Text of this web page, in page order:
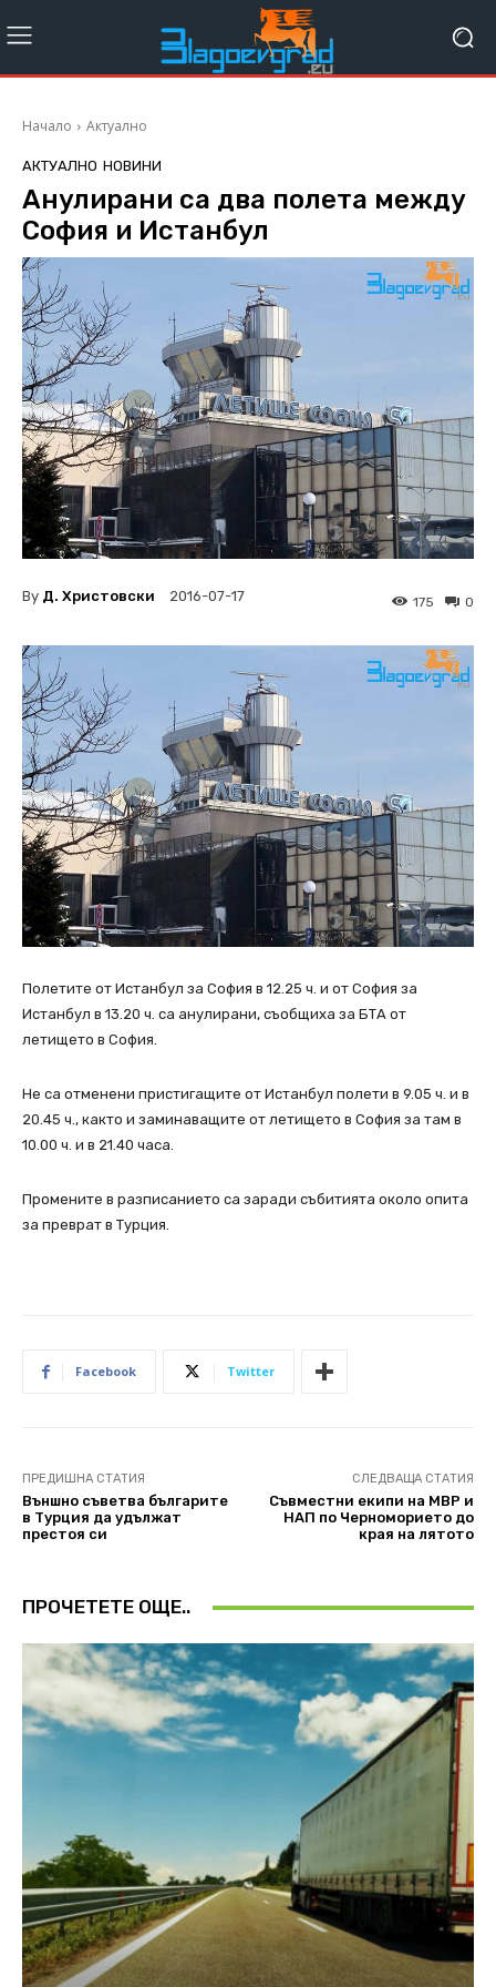
Начало Актуално
АКТУАЛНО НОВИНИ
Анулирани са два полета между
София и Истанбул
By Д. Христовски 2016-07-17 0
175
Полетите от Истанбул за София в 12.25 ч. и от София за
Истанбул в 13.20 ч. са анулирани, съобщиха за БТА от
летището в София.
Не са отменени пристигащите от Истанбул полети в 9.05 ч. и в
20.45 ч., както и заминаващите от летището в София за там в
10.00 ч. и в 21.40 часа.
Промените в разписанието са заради събитията около опита
за преврат в Турция.
Facebook Twitter
ПРЕДИШНА СТАТИЯ
Външно съветва българите
в Турция да удължат
престоя си
СЛЕДВАЩА СТАТИЯ
Съвместни екипи на МВР и
НАП по Черноморието до
края на лятото
ПРОЧЕТЕТЕ ОЩЕ..